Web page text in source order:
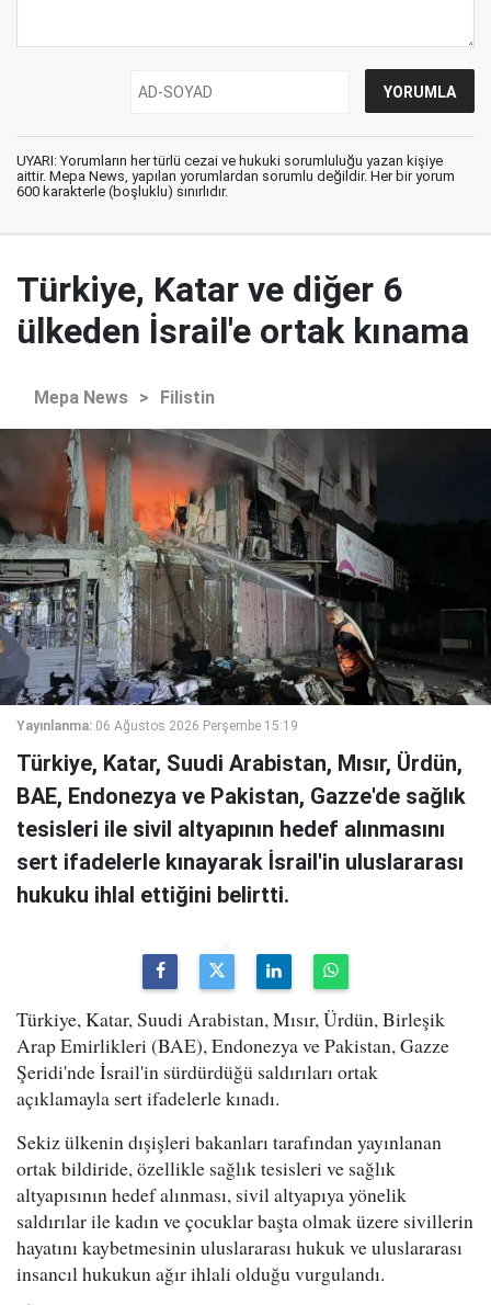
UYARI: Yorumların her türlü cezai ve hukuki sorumluluğu yazan kişiye
aittir. Mepa News, yapılan yorumlardan sorumlu değildir. Her bir yorum
600 karakterle (boşluklu) sınırlıdır.
Türkiye, Katar ve diğer 6
ülkeden İsrail'e ortak kınama
Mepa News > Filistin
Yayınlanma: 06 Ağustos 2026 Perşembe 15:19
Türkiye, Katar, Suudi Arabistan, Mısır, Ürdün,
BAE, Endonezya ve Pakistan, Gazze'de sağlık
tesisleri ile sivil altyapının hedef alınmasını
sert ifadelerle kınayarak İsrail'in uluslararası
hukuku ihlal ettiğini belirtti.
Türkiye, Katar, Suudi Arabistan, Mısır, Ürdün, Birleşik
Arap Emirlikleri (BAE), Endonezya ve Pakistan, Gazze
Şeridi'nde İsrail'in sürdürdüğü saldırıları ortak
açıklamayla sert ifadelerle kınadı.
Sekiz ülkenin dışişleri bakanları tarafından yayınlanan
ortak bildiride, özellikle sağlık tesisleri ve sağlık
altyapısının hedef alınması, sivil altyapıya yönelik
saldırılar ile kadın ve çocuklar başta olmak üzere sivillerin
hayatını kaybetmesinin uluslararası hukuk ve uluslararası
insancıl hukukun ağır ihlali olduğu vurgulandı.